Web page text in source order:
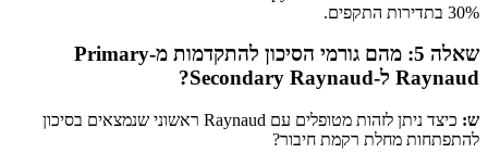
30% בתדירות התקפים.
שאלה 5: מהם גורמי הסיכון להתקדמות מ-Primary
Raynaud ל-Secondary Raynaud?
ש:
כיצד ניתן לזהות מטופלים עם Raynaud ראשוני שנמצאים בסיכון
להתפתחות מחלת רקמת חיבור?